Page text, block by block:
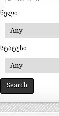
წელი
სტატუსი